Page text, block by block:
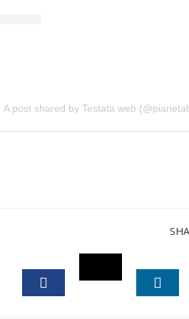
A post shared by Testata web
TWITTER